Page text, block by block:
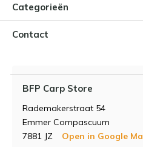
Categorieën
Contact
BFP Carp Store
Rademakerstraat 54
Emmer Compascuum
7881 JZ
Open in Google